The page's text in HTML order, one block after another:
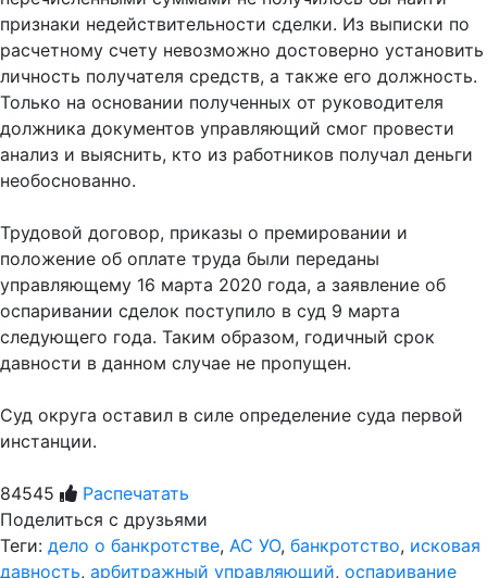
признаки недействительности сделки. Из выписки по
расчетному счету невозможно достоверно установить
личность получателя средств, а также его должность.
Только на основании полученных от руководителя
должника документов управляющий смог провести
анализ и выяснить, кто из работников получал деньги
необоснованно.
Трудовой договор, приказы о премировании и
положение об оплате труда были переданы
управляющему 16 марта 2020 года, а заявление об
оспаривании сделок поступило в суд 9 марта
следующего года. Таким образом, годичный срок
давности в данном случае не пропущен.
Суд округа оставил в силе определение суда первой
инстанции.
84545
Распечатать
Поделиться с друзьями
Теги: дело о банкротстве, АС УО, банкротство, исковая
давность, арбитражный управляющий, оспаривание